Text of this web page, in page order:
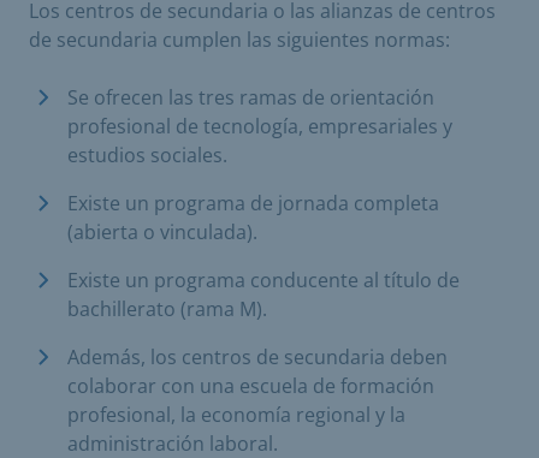
Los centros de secundaria o las alianzas de centros
de secundaria cumplen las siguientes normas:
Se ofrecen las tres ramas de orientación
profesional de tecnología, empresariales y
estudios sociales.
Existe un programa de jornada completa
(abierta o vinculada).
Existe un programa conducente al título de
bachillerato (rama M).
Además, los centros de secundaria deben
colaborar con una escuela de formación
profesional, la economía regional y la
administración laboral.